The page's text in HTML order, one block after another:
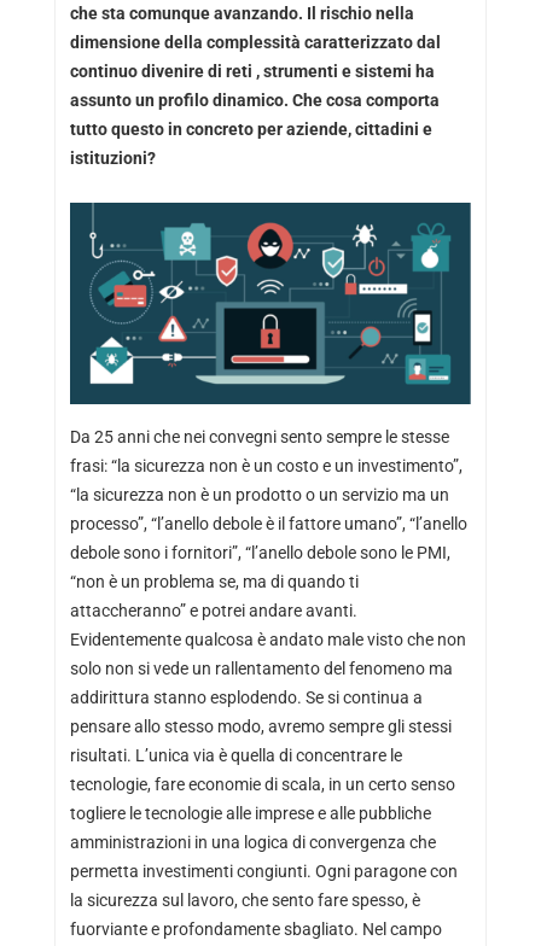
che sta comunque avanzando. Il rischio nella
dimensione della complessità caratterizzato dal
continuo divenire di reti , strumenti e sistemi ha
assunto un profilo dinamico. Che cosa comporta
tutto questo in concreto per aziende, cittadini e
istituzioni?
Da 25 anni che nei convegni sento sempre le stesse
frasi: “la sicurezza non è un costo e un investimento”,
“la sicurezza non è un prodotto o un servizio ma un
processo”, “l’anello debole è il fattore umano”, “l’anello
debole sono i fornitori”, “l’anello debole sono le PMI,
“non è un problema se, ma di quando ti
attaccheranno” e potrei andare avanti.
Evidentemente qualcosa è andato male visto che non
solo non si vede un rallentamento del fenomeno ma
addirittura stanno esplodendo. Se si continua a
pensare allo stesso modo, avremo sempre gli stessi
risultati. L’unica via è quella di concentrare le
tecnologie, fare economie di scala, in un certo senso
togliere le tecnologie alle imprese e alle pubbliche
amministrazioni in una logica di convergenza che
permetta investimenti congiunti. Ogni paragone con
la sicurezza sul lavoro, che sento fare spesso, è
fuorviante e profondamente sbagliato. Nel campo